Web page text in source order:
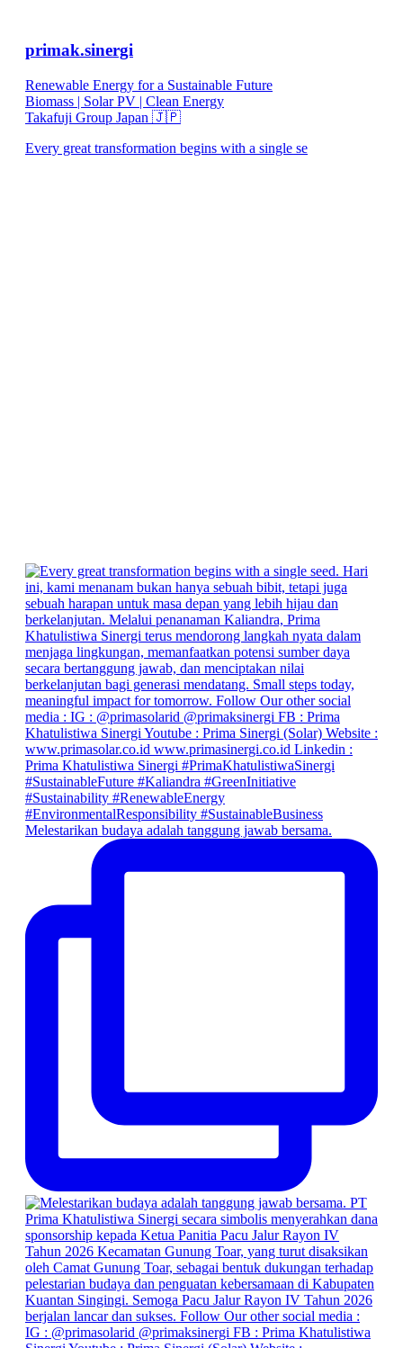
primak.sinergi
Renewable Energy for a Sustainable Future
Biomass | Solar PV | Clean Energy
Takafuji Group Japan 🇯🇵
Every great transformation begins with a single se
Melestarikan budaya adalah tanggung jawab bersama.